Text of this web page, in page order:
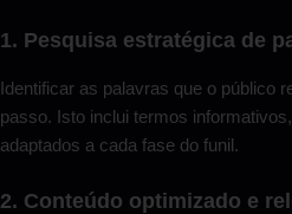
1. Pesquisa estratégica de
Identificar as palavras que o público
passo. Isto inclui termos
adaptados a cada fase do funil.
2. Conteúdo optimizado e